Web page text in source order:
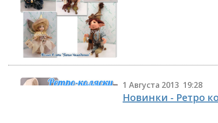
1 Августа 2013 19:28
Новинки - Ретро